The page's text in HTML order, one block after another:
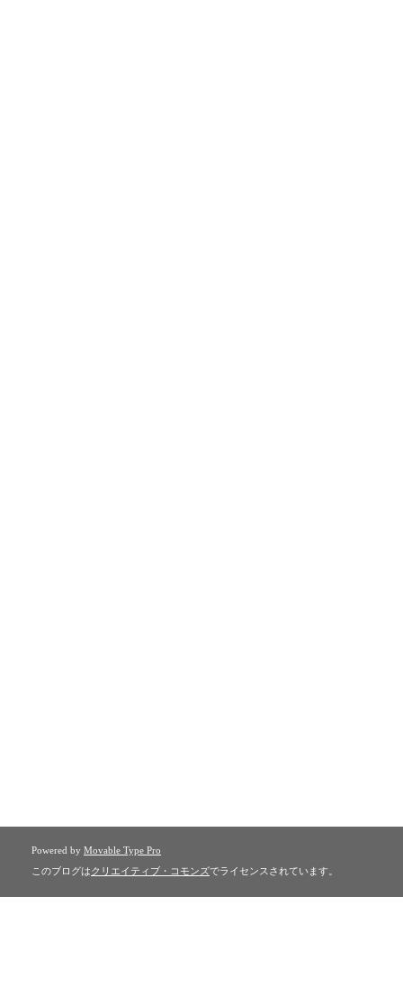
Powered by Movable Type Pro
このブログはクリエイティブ・コモンズでライセンスされています。